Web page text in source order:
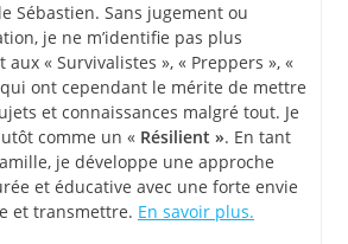
Sébastien. Sans jugement ou
je ne m’identifie pas plus
« Survivalistes », « Preppers », «
ont cependant le mérite de mettre
et connaissances malgré tout. Je
comme un « Résilient ». En tant
je développe une approche
et éducative avec une forte envie
et transmettre. En savoir plus.